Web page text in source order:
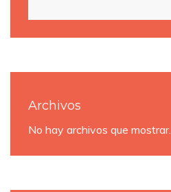
Archivos
No hay archivos que mostrar.